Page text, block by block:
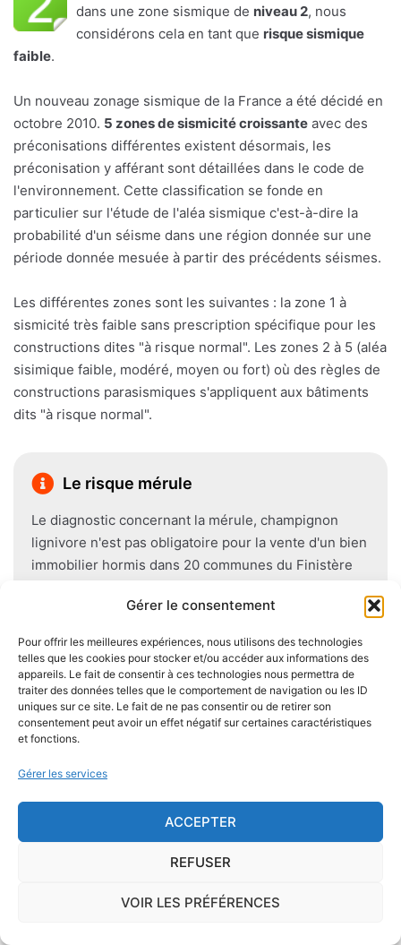
Gérer le consentement
Pour offrir les meilleures expériences, nous utilisons des technologies
telles que les cookies pour stocker et/ou accéder aux informations des
appareils. Le fait de consentir à ces technologies nous permettra de
traiter des données telles que le comportement de navigation ou les ID
uniques sur ce site. Le fait de ne pas consentir ou de retirer son
consentement peut avoir un effet négatif sur certaines caractéristiques
et fonctions.
Gérer les services
ACCEPTER
REFUSER
VOIR LES PRÉFÉRENCES
dans une zone sismique de niveau 2, nous
considérons cela en tant que risque sismique
faible.
Un nouveau zonage sismique de la France a été décidé en
octobre 2010. 5 zones de sismicité croissante avec des
préconisations différentes existent désormais, les
préconisation y afférant sont détaillées dans le code de
l'environnement. Cette classification se fonde en
particulier sur l'étude de l'aléa sismique c'est-à-dire la
probabilité d'un séisme dans une région donnée sur une
période donnée mesuée à partir des précédents séismes.
Les différentes zones sont les suivantes : la zone 1 à
sismicité très faible sans prescription spécifique pour les
constructions dites "à risque normal". Les zones 2 à 5 (aléa
sisimique faible, modéré, moyen ou fort) où des règles de
constructions parasismiques s'appliquent aux bâtiments
dits "à risque normal".
Le risque mérule
Le diagnostic concernant la mérule, champignon
lignivore n'est pas obligatoire pour la vente d'un bien
immobilier hormis dans 20 communes du Finistère
vigilant car des chantiers de champignons lignivores
France, en particulier dans le Finistère ou à Paris.
Pour se prémunir autant que possible d'éventuelles
nuisances dues aux mérules lors de la construction
du logement, il convient de respecter certaines
règles comme l'utilisation des bois secs, le fait